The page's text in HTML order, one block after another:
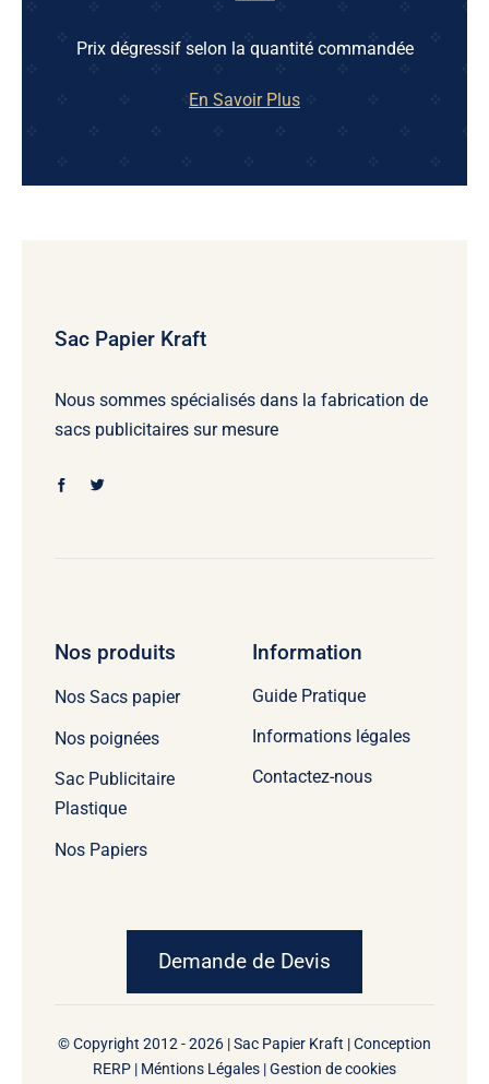
Prix dégressif selon la quantité commandée
En Savoir Plus
Sac Papier Kraft
Nous sommes spécialisés dans la fabrication de
sacs publicitaires sur mesure
Nos produits
Nos Sacs papier
Nos poignées
Sac Publicitaire
Plastique
Nos Papiers
Information
Guide Pratique
Informations légales
Contactez-nous
Demande de Devis
© Copyright 2012 - 2026 | Sac Papier Kraft | Conception
RERP | Méntions Légales |Gestion de cookies